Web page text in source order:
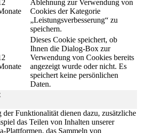
Ablehnung zur Verwendung von
Cookies der Kategorie
„Leistungsverbesserung“ zu
speichern.
Dieses Cookie speichert, ob
Ihnen die Dialog-Box zur
Verwendung von Cookies bereits
angezeigt wurde oder nicht. Es
speichert keine persönlichen
Daten.
Funktionalität dienen dazu, zusätzliche
das Teilen von Inhalten unserer
Plattformen, das Sammeln von